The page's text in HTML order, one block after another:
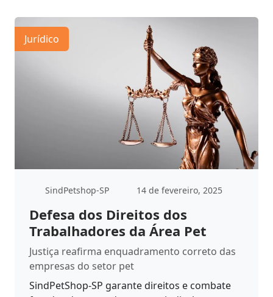
Jurídico
SindPetshop-SP 14 de fevereiro, 2025
Defesa dos Direitos dos
Trabalhadores da Área Pet
Justiça reafirma enquadramento correto das
empresas do setor pet
SindPetShop-SP garante direitos e combate